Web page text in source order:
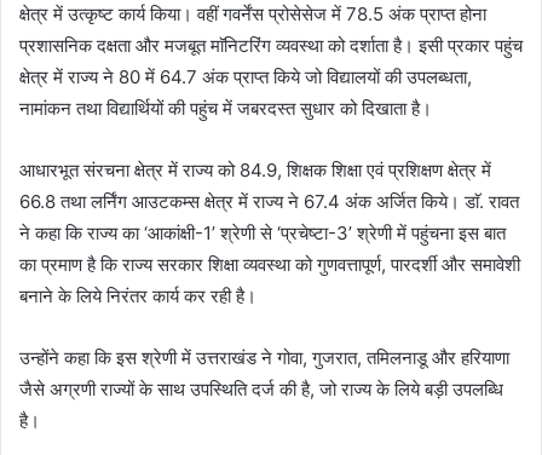
क्षेत्र में उत्कृष्ट कार्य किया। वहीं गवर्नेंस प्रोसेसेज में 78.5 अंक प्राप्त होना
प्रशासनिक दक्षता और मजबूत माॅनिटरिंग व्यवस्था को दर्शाता है। इसी प्रकार पहुंच
क्षेत्र में राज्य ने 80 में 64.7 अंक प्राप्त किये जो विद्यालयों की उपलब्धता,
नामांकन तथा विद्यार्थियों की पहुंच में जबरदस्त सुधार को दिखाता है।
आधारभूत संरचना क्षेत्र में राज्य को 84.9, शिक्षक शिक्षा एवं प्रशिक्षण क्षेत्र में
66.8 तथा लर्निंग आउटकम्स क्षेत्र में राज्य ने 67.4 अंक अर्जित किये। डाॅ. रावत
ने कहा कि राज्य का ‘आकांक्षी-1’ श्रेणी से ‘प्रचेष्टा-3’ श्रेणी में पहुंचना इस बात
का प्रमाण है कि राज्य सरकार शिक्षा व्यवस्था को गुणवत्तापूर्ण, पारदर्शी और समावेशी
बनाने के लिये निरंतर कार्य कर रही है।
उन्होंने कहा कि इस श्रेणी में उत्तराखंड ने गोवा, गुजरात, तमिलनाडू और हरियाणा
जैसे अग्रणी राज्यों के साथ उपस्थिति दर्ज की है, जो राज्य के लिये बड़ी उपलब्धि
है।